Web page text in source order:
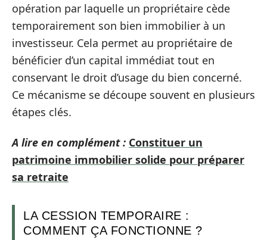
opération par laquelle un propriétaire cède
temporairement son bien immobilier à un
investisseur. Cela permet au propriétaire de
bénéficier d’un capital immédiat tout en
conservant le droit d’usage du bien concerné.
Ce mécanisme se découpe souvent en plusieurs
étapes clés.
A lire en complément : Constituer un
patrimoine immobilier solide pour préparer
sa retraite
LA CESSION TEMPORAIRE :
COMMENT ÇA FONCTIONNE ?